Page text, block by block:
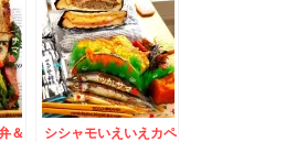
処 はれる屋」さん夜
営業始まってます＾＾
新メニューBigメニュ
ー復活(*´艸`*)
＆
シシャモいえいえカペ